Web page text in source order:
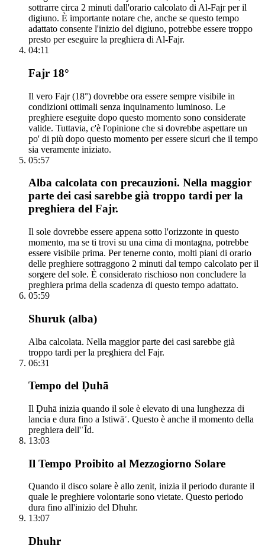
sottrarre circa 2 minuti dall'orario calcolato di Al-Fajr per il
digiuno. È importante notare che, anche se questo tempo
adattato consente l'inizio del digiuno, potrebbe essere troppo
presto per eseguire la preghiera di Al-Fajr.
04:11
Fajr 18°
Il vero Fajr (18°) dovrebbe ora essere sempre visibile in
condizioni ottimali senza inquinamento luminoso. Le
preghiere eseguite dopo questo momento sono considerate
valide. Tuttavia, c'è l'opinione che si dovrebbe aspettare un
po' di più dopo questo momento per essere sicuri che il tempo
sia veramente iniziato.
05:57
Alba calcolata con precauzioni. Nella maggior
parte dei casi sarebbe già troppo tardi per la
preghiera del Fajr.
Il sole dovrebbe essere appena sotto l'orizzonte in questo
momento, ma se ti trovi su una cima di montagna, potrebbe
essere visibile prima. Per tenerne conto, molti piani di orario
delle preghiere sottraggono 2 minuti dal tempo calcolato per il
sorgere del sole. È considerato rischioso non concludere la
preghiera prima della scadenza di questo tempo adattato.
05:59
Shuruk (alba)
Alba calcolata. Nella maggior parte dei casi sarebbe già
troppo tardi per la preghiera del Fajr.
06:31
Tempo del Ḍuhā
Il Ḍuhā inizia quando il sole è elevato di una lunghezza di
lancia e dura fino a Istiwāʾ. Questo è anche il momento della
preghiera dell'ʿĪd.
13:03
Il Tempo Proibito al Mezzogiorno Solare
Quando il disco solare è allo zenit, inizia il periodo durante il
quale le preghiere volontarie sono vietate. Questo periodo
dura fino all'inizio del Dhuhr.
13:07
Dhuhr